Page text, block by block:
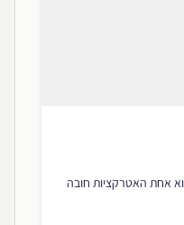
אחת האטרקציות חובה